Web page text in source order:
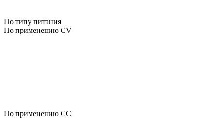
По типу питания
По применению CV
По применению CC